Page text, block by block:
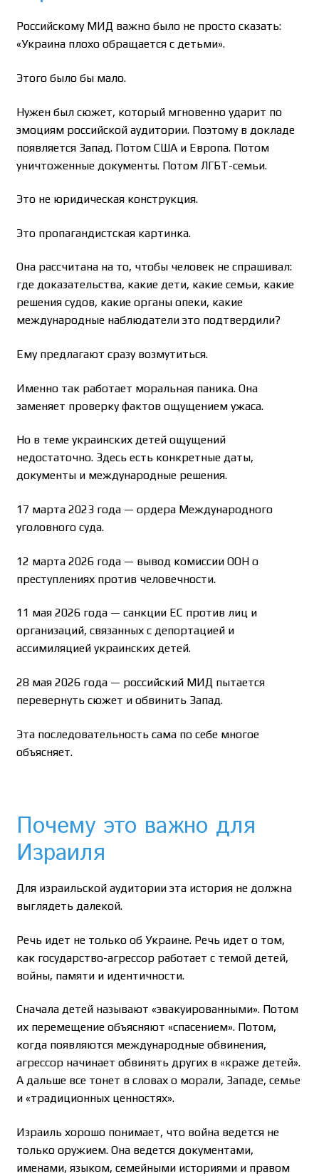
Российскому МИД важно было не просто сказать:
«Украина плохо обращается с детьми».
Этого было бы мало.
Нужен был сюжет, который мгновенно ударит по
эмоциям российской аудитории. Поэтому в докладе
появляется Запад. Потом США и Европа. Потом
уничтоженные документы. Потом ЛГБТ-семьи.
Это не юридическая конструкция.
Это пропагандистская картинка.
Она рассчитана на то, чтобы человек не спрашивал:
где доказательства, какие дети, какие семьи, какие
решения судов, какие органы опеки, какие
международные наблюдатели это подтвердили?
Ему предлагают сразу возмутиться.
Именно так работает моральная паника. Она
заменяет проверку фактов ощущением ужаса.
Но в теме украинских детей ощущений
недостаточно. Здесь есть конкретные даты,
документы и международные решения.
17 марта 2023 года — ордера Международного
уголовного суда.
12 марта 2026 года — вывод комиссии ООН о
преступлениях против человечности.
11 мая 2026 года — санкции ЕС против лиц и
организаций, связанных с депортацией и
ассимиляцией украинских детей.
28 мая 2026 года — российский МИД пытается
перевернуть сюжет и обвинить Запад.
Эта последовательность сама по себе многое
объясняет.
Почему это важно для
Израиля
Для израильской аудитории эта история не должна
выглядеть далекой.
Речь идет не только об Украине. Речь идет о том,
как государство-агрессор работает с темой детей,
войны, памяти и идентичности.
Сначала детей называют «эвакуированными». Потом
их перемещение объясняют «спасением». Потом,
когда появляются международные обвинения,
агрессор начинает обвинять других в «краже детей».
А дальше все тонет в словах о морали, Западе, семье
и «традиционных ценностях».
Израиль хорошо понимает, что война ведется не
только оружием. Она ведется документами,
именами, языком, семейными историями и правом